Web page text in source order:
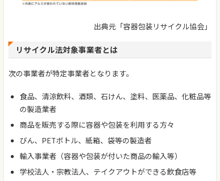
出典元「容器包装リサイクル協会」
リサイクル法対象事業者とは
次の事業者が特定事業者となります。
食品、清涼飲料、酒類、石けん、塗料、医薬品、化粧品等
の製造業者
商品を販売する際に容器や包装を利用する方々
びん、PETボトル、紙箱、袋等の製造者
輸入事業者（容器や包装が付いた商品の輸入等）
学校法人・宗教法人、テイクアウトができる飲食店等